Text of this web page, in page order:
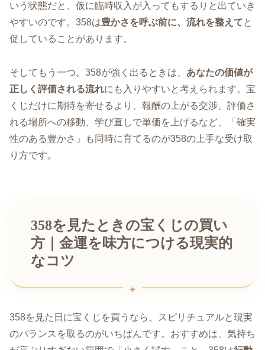
いう状態だと、仮に臨時収入が入ってもするりと出ていき
やすいのです。358は豊かさを呼ぶ前に、流れを整えてと
促していることがあります。
そしてもう一つ。358が強く出るときは、 あなたの価値が
正しく評価される流れにも入りやすいと考えられます。宝
くじだけに期待を寄せるより、報酬の上がる交渉、評価さ
れる場所への移動、学び直しで単価を上げるなど、「確実
性のある豊かさ」も同時に育てるのが358の上手な受け取
り方です。
358を見たときの宝くじの買い
方｜金運を味方につける現実的
なコツ
358を見た日に宝くじを買うなら、スピリチュアルと現実
のバランスを取るのがいちばんです。おすすめは、気持ち